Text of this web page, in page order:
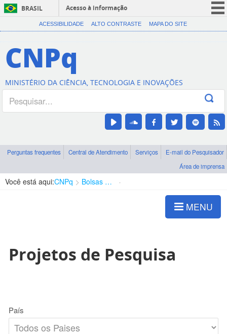
BRASIL
Acesso à informação
CORONAVÍRUS (COVID-19)
Canais
ACESSIBILIDADE ALTO CONTRASTE MAPA DO SITE
CNPq
MINISTÉRIO DA CIÊNCIA, TECNOLOGIA E INOVAÇÕES
Perguntas frequentes Central de Atendimento Serviços
E-mail do Pesquisador
Área de imprensa
Você está aqui:CNPq Bolsas e Auxílios Vigentes
MENU
Projetos de Pesquisa
País